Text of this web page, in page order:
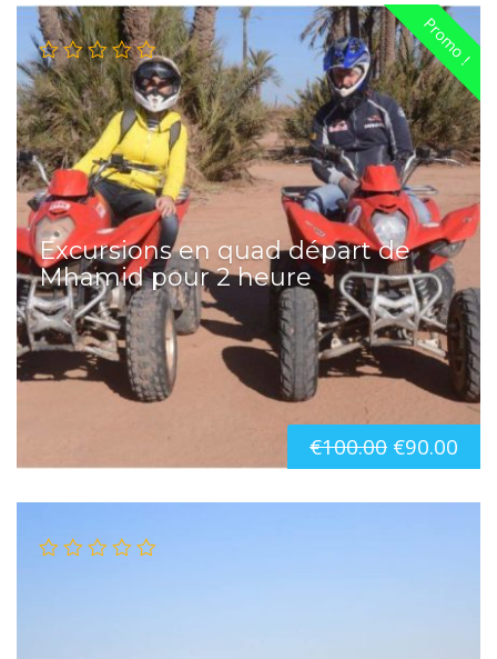
Promo !
Excursions en quad départ de
Mhamid pour 2 heure
€100.00 €90.00